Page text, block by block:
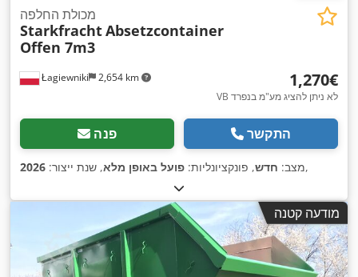
Łagiewniki 2,654 km
מכולת החלפה
StarkfrachtAbsetzcontainer
Offen 7m3
‏1,270 ‏€
VB לא ניתן להציג מע"מ בנפרד
פנה התקשר
מצב: חדש, פונקציונליות: פועל באופן מלא, שנת ייצור: 2026 ,
מודעה קטנה